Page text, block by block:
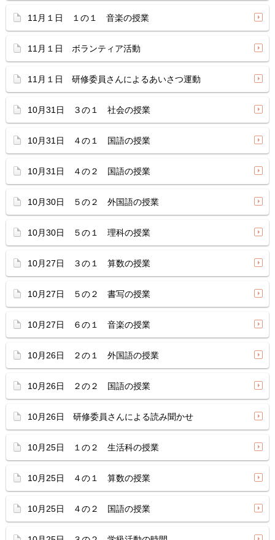
11月１日 １の１ 音楽の授業
11月１日 ボランティア活動
11月１日 研修委員さんによるあいさつ運動
10月31日 ３の１ 社会の授業
10月31日 ４の１ 国語の授業
10月31日 ４の２ 国語の授業
10月30日 ５の２ 外国語の授業
10月30日 ５の１ 理科の授業
10月27日 ３の１ 算数の授業
10月27日 ５の２ 書写の授業
10月27日 ６の１ 音楽の授業
10月26日 ２の１ 外国語の授業
10月26日 ２の２ 国語の授業
10月26日 研修委員さんによる読み聞かせ
10月25日 １の２ 生活科の授業
10月25日 ４の１ 算数の授業
10月25日 ４の２ 国語の授業